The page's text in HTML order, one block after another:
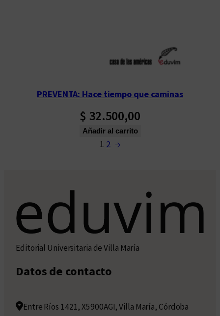
PREVENTA: Hace tiempo que caminas
$ 32.500,00
Añadir al carrito
1 2 →
Editorial Universitaria de Villa María
Datos de contacto
Entre Ríos 1421, X5900AGI, Villa María, Córdoba